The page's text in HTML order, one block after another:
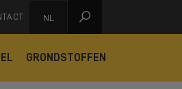
NL 
GRONDSTOFFEN